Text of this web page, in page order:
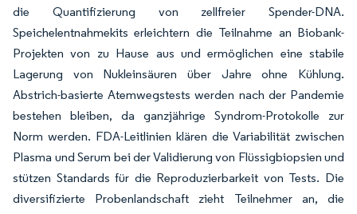
die Quantifizierung von zellfreier Spender-DNA.
Speichelentnahmekits erleichtern die Teilnahme an Biobank-
Projekten von zu Hause aus und ermöglichen eine stabile
Lagerung von Nukleinsäuren über Jahre ohne Kühlung.
Abstrich-basierte Atemwegstests werden nach der Pandemie
bestehen bleiben, da ganzjährige Syndrom-Protokolle zur
Norm werden. FDA-Leitlinien klären die Variabilität zwischen
Plasma und Serum bei der Validierung von Flüssigbiopsien und
stützen Standards für die Reproduzierbarkeit von Tests. Die
diversifizierte Probenlandschaft zieht Teilnehmer an, die